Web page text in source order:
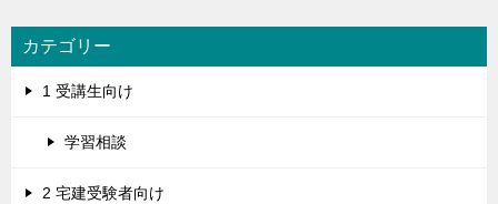
カテゴリー
1 受講生向け
学習相談
2 宅建受験者向け